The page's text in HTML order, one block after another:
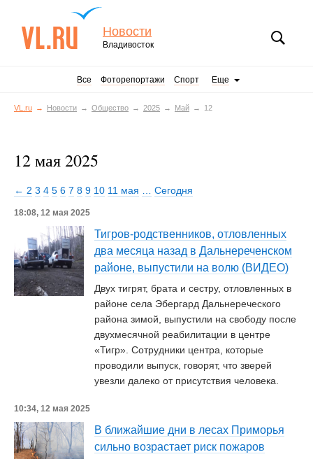
Новости
Владивосток
Все Фоторепортажи Спорт Еще
VL.ru Новости Общество 2025 Май 12
12 мая 2025
← 2 3 4 5 6 7 8 9 10 11 мая Сегодня
18:08, 12 мая 2025
Тигров-родственников, отловленных
два месяца назад в Дальнереченском
районе, выпустили на волю (ВИДЕО)
Двух тигрят, брата и сестру, отловленных в
районе села Эбергард Дальнереческого
района зимой, выпустили на свободу после
двухмесячной реабилитации в центре
«Тигр». Сотрудники центра, которые
проводили выпуск, говорят, что зверей
увезли далеко от присутствия человека.
10:34, 12 мая 2025
В ближайшие дни в лесах Приморья
сильно возрастает риск пожаров